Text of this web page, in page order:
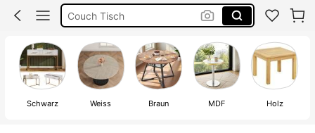
Esstisch
Tisch
Schwarz Weiss Braun MDF Holz